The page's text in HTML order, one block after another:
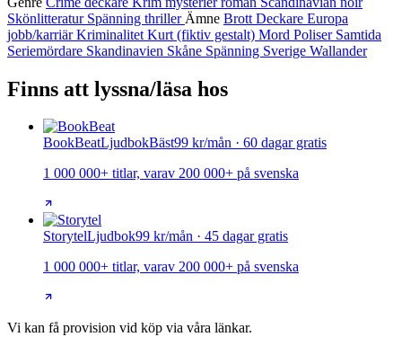
Skönlitteratur Spänning thriller Ämne Brott Deckare Europa
jobb/karriärKriminalitet Kurt (fiktiv gestalt) Mord Poliser Samtida
Seriemördare Skandinavien Skåne Spänning Sverige Wallander
Finns att lyssna/läsa hos
BookBeatLjudbokBäst99 kr/mån · 60 dagar gratis
1 000 000+ titlar, varav 200 000+ på svenska
StorytelLjudbok99 kr/mån · 45 dagar gratis
1 000 000+ titlar, varav 200 000+ på svenska
Vi kan få provision vid köp via våra länkar.